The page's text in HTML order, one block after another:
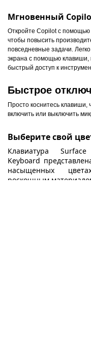
Мгновенный
Откройте Copilot с
чтобы повысить
повседневные задачи.
экрана с помощью клавиши,
быстрый доступ к
Быстрое
Просто коснитесь клавиши,
включить или выключить
Выберите свой
Клавиатура
Keyboard
насыщенных
роскошным